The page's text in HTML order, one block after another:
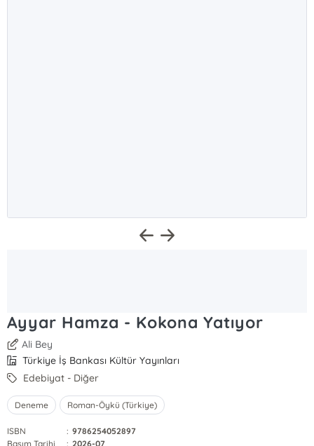
Ayyar Hamza - Kokona Yatıyor
Ali Bey
Türkiye İş Bankası Kültür Yayınları
Edebiyat - Diğer
Deneme Roman-Öykü (Türkiye)
ISBN : 9786254052897
Basım Tarihi
: 2026-07